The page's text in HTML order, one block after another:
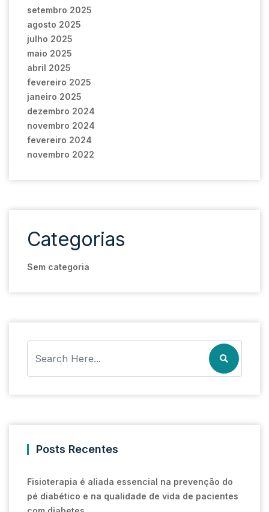
setembro 2025
agosto 2025
julho 2025
maio 2025
abril 2025
fevereiro 2025
janeiro 2025
dezembro 2024
novembro 2024
fevereiro 2024
novembro 2022
Categorias
Sem categoria
Posts Recentes
Fisioterapia é aliada essencial na prevenção do
pé diabético e na qualidade de vida de pacientes